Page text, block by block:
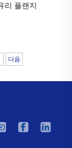
리 플랜지
다음